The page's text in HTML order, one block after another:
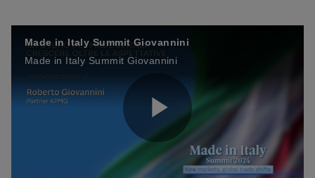
Made in Italy Summit Giovannini
Made in Italy Summit Giovannini
P